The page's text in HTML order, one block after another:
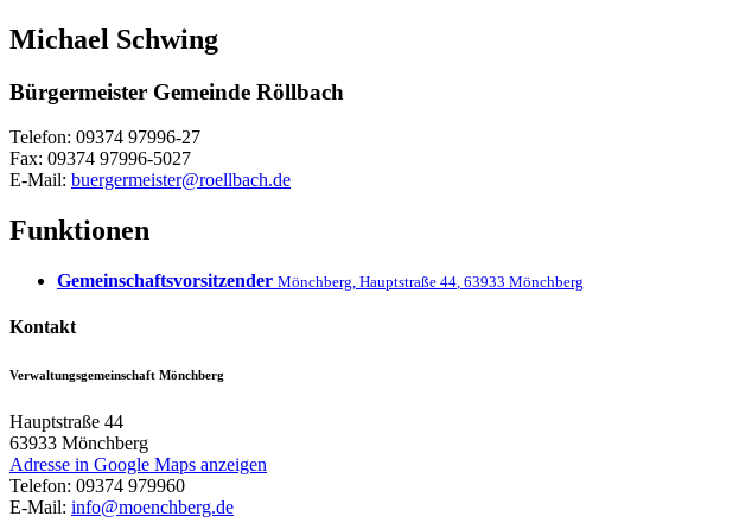
Michael Schwing
Bürgermeister Gemeinde Röllbach
Telefon: 09374 97996-27
Fax: 09374 97996-5027
E-Mail: buergermeister@roellbach.de
Funktionen
Gemeinschaftsvorsitzender Mönchberg, Hauptstraße 44, 63933 Mönchberg
Kontakt
Verwaltungsgemeinschaft Mönchberg
Hauptstraße 44
63933 Mönchberg
Adresse in Google Maps anzeigen
Telefon: 09374 979960
E-Mail: info@moenchberg.de